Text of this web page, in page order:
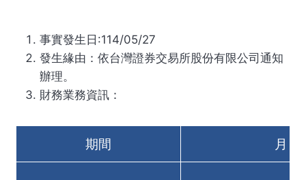
事實發生日:114/05/27
發生緣由：依台灣證券交易所股份有限公司通知
辦理。
財務業務資訊：
期間 月